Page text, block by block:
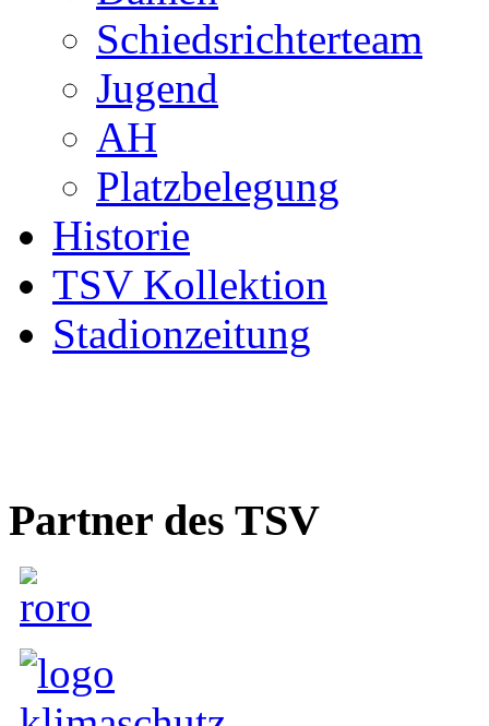
Schiedsrichterteam
Jugend
AH
Platzbelegung
Historie
TSV Kollektion
Stadionzeitung
Partner des TSV